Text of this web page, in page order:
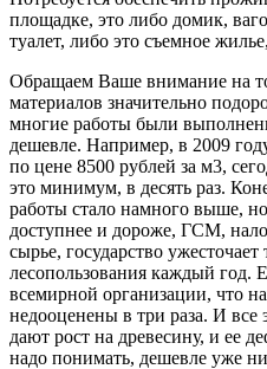
площадке, это либо домик,
туалет, либо это съемное
Обращаем Ваше внимание на
материалов значительно
многие работы были
дешевле. Например, в 2009
по цене 8500 рублей за м3,
это минимум, в десять раз.
работы стало намного выше,
доступнее и дороже, ГСМ,
сырье, государство
лесопользования каждый год.
всемирной организации, что
недооценены в три раза. И все
дают рост на древесину, и ее
надо понимать, дешевле уже